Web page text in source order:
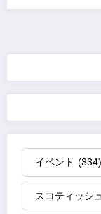
イベント (334)
スコティッシ